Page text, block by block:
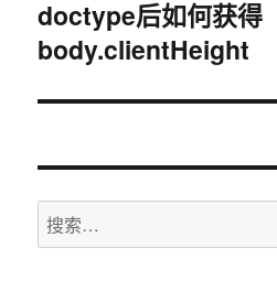
下
篇
章：
doctype后如何获得
body.clientHeight
搜
索：